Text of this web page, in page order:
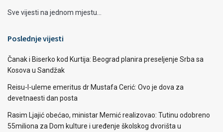
Sve vijesti na jednom mjestu...
Poslednje vijesti
Čanak i Biserko kod Kurtija: Beograd planira preseljenje Srba sa
Kosova u Sandžak
Reisu-l-uleme emeritus dr Mustafa Cerić: Ovo je dova za
devetnaesti dan posta
Rasim Ljajić obećao, ministar Memić realizovao: Tutinu odobreno
55miliona za Dom kulture i uređenje školskog dvorišta u